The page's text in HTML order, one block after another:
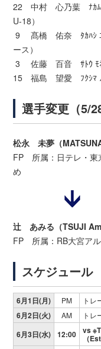
22 中村 心乃葉 ﾅｶﾑﾗ
U-18）
9 髙橋 佑奈 ﾀｶﾊｼ ﾕｳ
ース）
3 佐藤 百音 ｻﾄｳ ﾓﾈ
15 福島 望愛 ﾌｸｼﾏ ﾉｱ
選手変更（5/28
松永 未夢（
FP 所属：日テレ・東
め
辻 あみる（TSUJI
FP 所属：RB大宮ア
スケジュール
6月1日(月) PM トレ
6月2日(火) AM トレ
6月3日(水) 12:00 vs
（